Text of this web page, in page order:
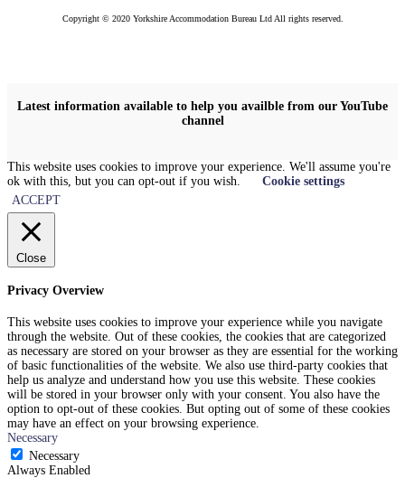
Copyright © 2020 Yorkshire Accommodation Bureau Ltd All rights reserved.
Latest information available to help you availble from our YouTube
channel
This website uses cookies to improve your experience. We'll assume you're
ok with this, but you can opt-out if you wish.
Cookie settings
ACCEPT
Close
Privacy Overview
This website uses cookies to improve your experience while you navigate
through the website. Out of these cookies, the cookies that are categorized
as necessary are stored on your browser as they are essential for the working
of basic functionalities of the website. We also use third-party cookies that
help us analyze and understand how you use this website. These cookies
will be stored in your browser only with your consent. You also have the
option to opt-out of these cookies. But opting out of some of these cookies
may have an effect on your browsing experience.
Necessary
Necessary
Always Enabled